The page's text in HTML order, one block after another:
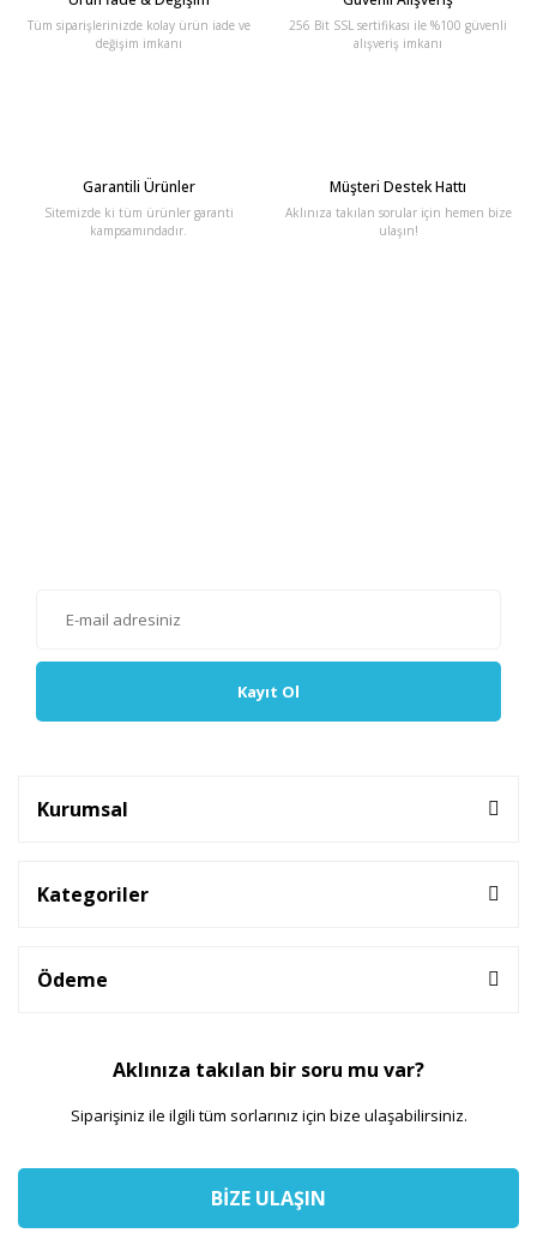
Tüm siparişlerinizde kolay ürün iade ve
değişim imkanı
256 Bit SSL sertifikası ile %100 güvenli
alışveriş imkanı
Garantili Ürünler
Sitemizde ki tüm ürünler garanti
kampsamındadır.
Müşteri Destek Hattı
Aklınıza takılan sorular için hemen bize
ulaşın!
Kayıt Ol
Kurumsal
Kategoriler
Ödeme
Aklınıza takılan bir soru mu var?
Siparişiniz ile ilgili tüm sorlarınız için bize ulaşabilirsiniz.
BİZE ULAŞIN